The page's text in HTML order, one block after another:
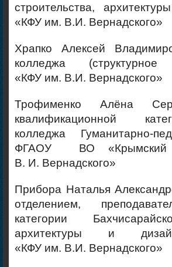
строительства,
«КФУ им. В.И. Вернадского»
Храпко Алексей
колледжа
«КФУ им. В.И. Вернадского»
Трофименко Алёна
квалификационной
колледжа Гуманитарно-
ФГАОУ ВО «Крымский
В. И. Вернадского»
Прибора Наталья
отделением,
категории
архитектуры и
«КФУ им. В.И. Вернадского»